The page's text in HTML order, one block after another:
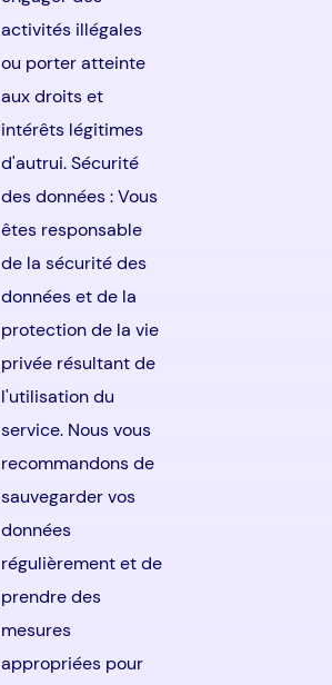
activités illégales
ou porter atteinte
aux droits et
intérêts légitimes
d'autrui. Sécurité
des données : Vous
êtes responsable
de la sécurité des
données et de la
protection de la vie
privée résultant de
l'utilisation du
service. Nous vous
recommandons de
sauvegarder vos
données
régulièrement et de
prendre des
mesures
appropriées pour